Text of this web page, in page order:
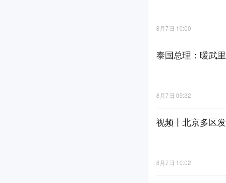
8月7日 10:00
泰国总理：暖武
8月7日 09:32
视频丨北京多区
8月7日 10:02